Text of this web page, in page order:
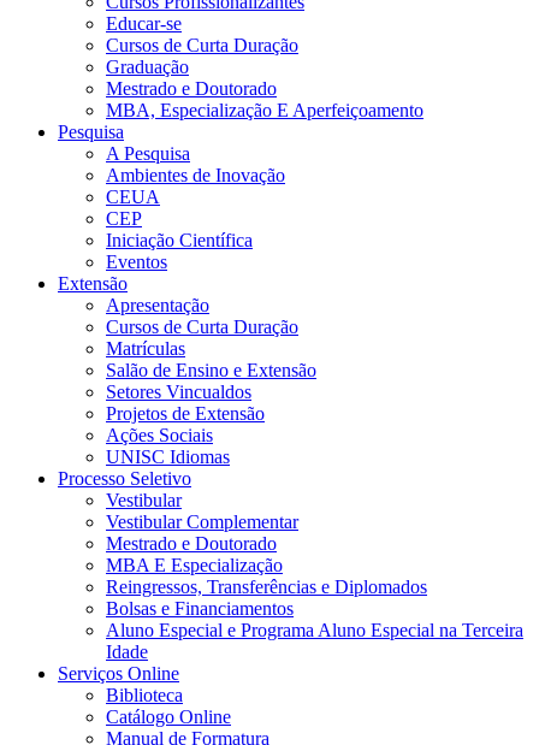
Educar-se
Cursos de Curta Duração
Graduação
Mestrado e Doutorado
MBA, Especialização E Aperfeiçoamento
Pesquisa
A Pesquisa
Ambientes de Inovação
CEUA
CEP
Iniciação Científica
Eventos
Extensão
Apresentação
Cursos de Curta Duração
Matrículas
Salão de Ensino e Extensão
Setores Vincualdos
Projetos de Extensão
Ações Sociais
UNISC Idiomas
Processo Seletivo
Vestibular
Vestibular Complementar
Mestrado e Doutorado
MBA E Especialização
Reingressos, Transferências e Diplomados
Bolsas e Financiamentos
Aluno Especial e Programa Aluno Especial na Terceira
Idade
Serviços Online
Biblioteca
Catálogo Online
Manual de Formatura